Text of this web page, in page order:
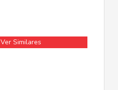
Ver Similares